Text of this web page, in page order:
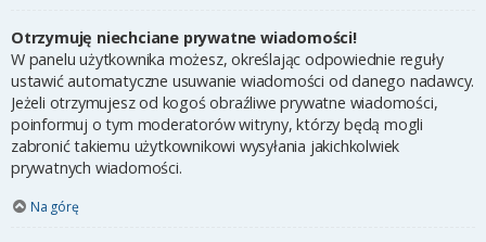
Otrzymuję niechciane prywatne wiadomości!
W panelu użytkownika możesz, określając odpowiednie reguły
ustawić automatyczne usuwanie wiadomości od danego nadawcy.
Jeżeli otrzymujesz od kogoś obraźliwe prywatne wiadomości,
poinformuj o tym moderatorów witryny, którzy będą mogli
zabronić takiemu użytkownikowi wysyłania jakichkolwiek
prywatnych wiadomości.
Na górę